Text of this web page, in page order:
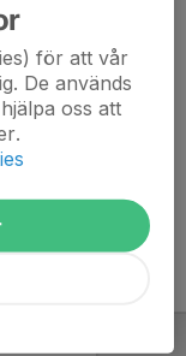
på hemsidan. För
du in högst upp till
för att vår
De används
oss att